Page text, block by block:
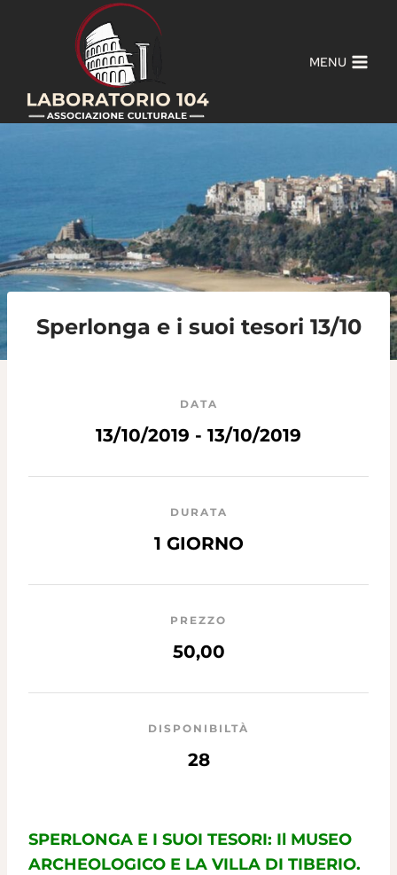
contenuto
MENU
Sperlonga e i suoi tesori 13/10
DATA
13/10/2019 - 13/10/2019
DURATA
1 GIORNO
PREZZO
50,00
DISPONIBILTÀ
28
SPERLONGA E I SUOI TESORI: Il MUSEO
ARCHEOLOGICO E LA VILLA DI TIBERIO.